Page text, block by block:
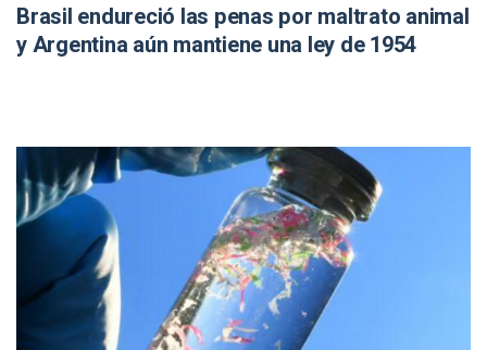
Brasil endureció las penas por maltrato animal
y Argentina aún mantiene una ley de 1954